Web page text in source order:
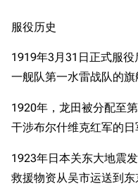
服役历史
1919年3月31日正式服
一舰队第一水雷战队的旗
1920年，龙田被分配至
干涉布尔什维克红军的日
1923年日本关东大地震
救援物资从吴市运送到东